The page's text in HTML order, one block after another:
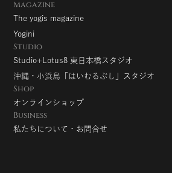
Magazine
The yogis magazine
Yogini
Studio
Studio+Lotus8 東日本橋スタジオ
沖縄・小浜島「はいむるぶし」スタジオ
Shop
オンラインショップ
Business
私たちについて・お問合せ